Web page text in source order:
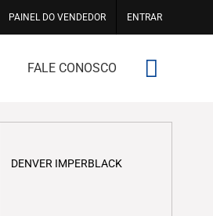
PAINEL DO VENDEDOR ENTRAR
FALE CONOSCO
DENVER IMPERBLACK